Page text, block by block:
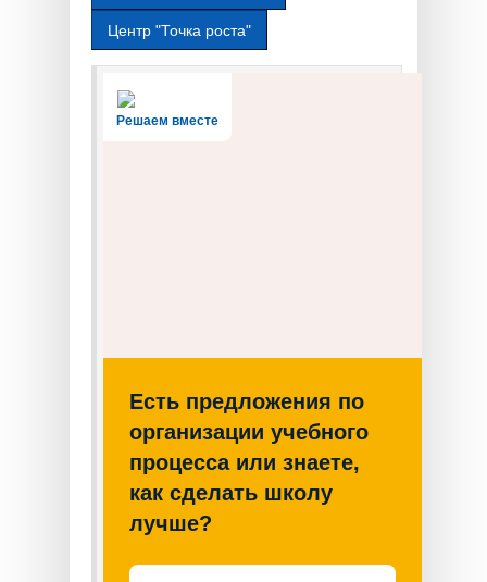
Центр "Точка роста"
Решаем вместе
Есть предложения по
организации учебного
процесса или знаете,
как сделать школу
лучше?